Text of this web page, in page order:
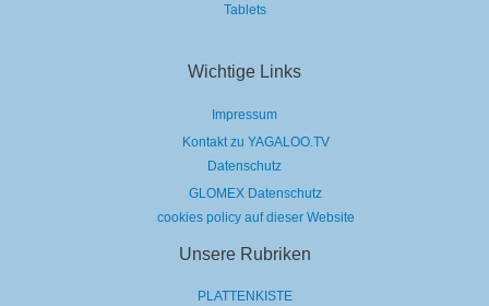
Tablets
Wichtige Links
Impressum
Kontakt zu YAGALOO.TV
Datenschutz
GLOMEX Datenschutz
cookies policy auf dieser Website
Unsere Rubriken
PLATTENKISTE